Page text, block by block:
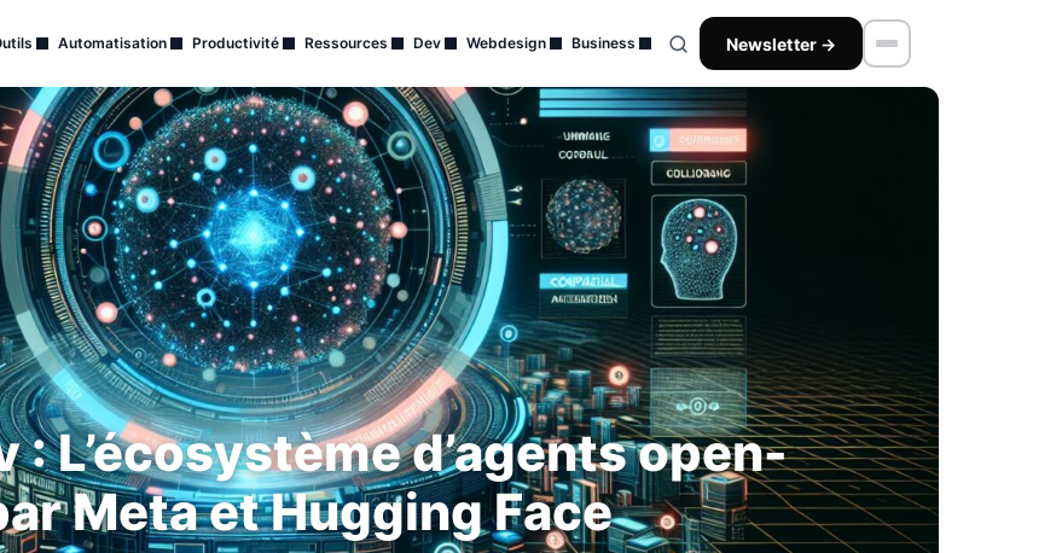
Automatisation Productivité Ressources Dev Webdesign Business Newsletter →
: L’écosystème d’agents open-
Meta et Hugging Face